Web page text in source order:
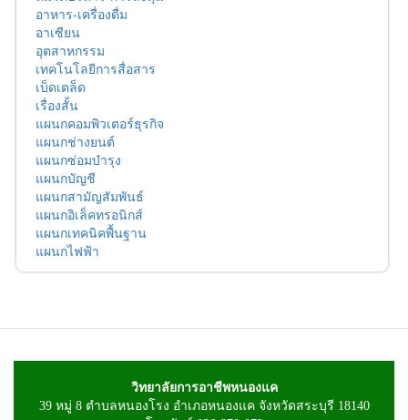
อาหาร-เครื่องดื่ม
อาเซียน
อุตสาหกรรม
เทคโนโลยีการสื่อสาร
เบ็ดเตล็ด
เรื่องสั้น
แผนกคอมพิวเตอร์ธุรกิจ
แผนกช่างยนต์
แผนกซ่อมบำรุง
แผนกบัญชี
แผนกสามัญสัมพันธ์
แผนกอิเล็คทรอนิกส์
แผนกเทคนิคพื้นฐาน
แผนกไฟฟ้า
วิทยาลัยการอาชีพหนองแค
39 หมู่ 8 ตำบลหนองโรง อำเภอหนองแค จังหวัดสระบุรี 18140